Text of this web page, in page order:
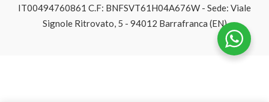
IT00494760861 C.F: BNFSVT61H04A676W - Sede: Viale
Signole Ritrovato, 5 - 94012 Barrafranca (EN)